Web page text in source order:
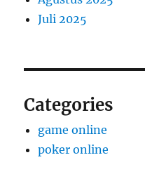
Juli 2025
Categories
game online
poker online